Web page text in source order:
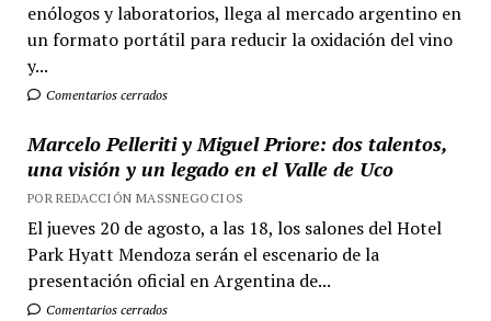
enólogos y laboratorios, llega al mercado argentino en
un formato portátil para reducir la oxidación del vino
y...
Comentarios cerrados
Marcelo Pelleriti y Miguel Priore: dos talentos,
una visión y un legado en el Valle de Uco
POR REDACCIÓN MASSNEGOCIOS
El jueves 20 de agosto, a las 18, los salones del Hotel
Park Hyatt Mendoza serán el escenario de la
presentación oficial en Argentina de...
Comentarios cerrados